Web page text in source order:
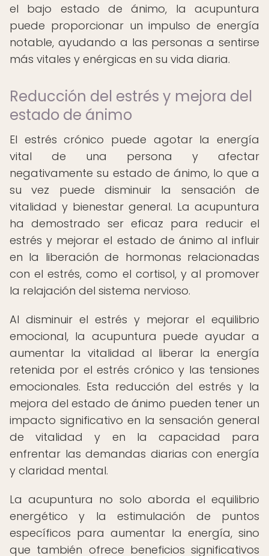
el bajo estado de ánimo, la acupuntura
puede proporcionar un impulso de energía
notable, ayudando a las personas a sentirse
más vitales y enérgicas en su vida diaria.
Reducción del estrés y mejora del
estado de ánimo
El estrés crónico puede agotar la energía
vital de una persona y afectar
negativamente su estado de ánimo, lo que a
su vez puede disminuir la sensación de
vitalidad y bienestar general. La acupuntura
ha demostrado ser eficaz para reducir el
estrés y mejorar el estado de ánimo al influir
en la liberación de hormonas relacionadas
con el estrés, como el cortisol, y al promover
la relajación del sistema nervioso.
Al disminuir el estrés y mejorar el equilibrio
emocional, la acupuntura puede ayudar a
aumentar la vitalidad al liberar la energía
retenida por el estrés crónico y las tensiones
emocionales. Esta reducción del estrés y la
mejora del estado de ánimo pueden tener un
impacto significativo en la sensación general
de vitalidad y en la capacidad para
enfrentar las demandas diarias con energía
y claridad mental.
La acupuntura no solo aborda el equilibrio
energético y la estimulación de puntos
específicos para aumentar la energía, sino
que también ofrece beneficios significativos